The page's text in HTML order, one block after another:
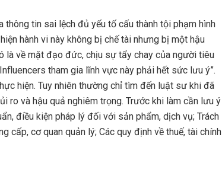
thông tin sai lệch đủ yếu tố cấu thành tội phạm hình
hành vi này không bị chế tài nhưng bị một hậu
là về mặt đạo đức, chịu sự tẩy chay của người tiêu
tham gia lĩnh vực này phải hết sức lưu ý”.
hiện. Tuy nhiên thường chỉ tìm đến luật sư khi đã
ro và hậu quả nghiêm trọng. Trước khi làm cần lưu ý
điều kiện pháp lý đối với sản phẩm, dịch vụ; Trách
cấp, cơ quan quản lý; Các quy định về thuế, tài chính